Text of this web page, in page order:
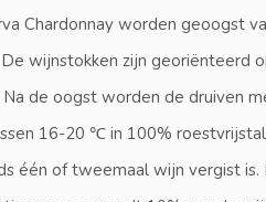
Chardonnay worden geoogst
wijnstokken zijn georiënteerd
de oogst worden de druiven
16-20 ℃ in 100%
één of tweemaal wijn vergist